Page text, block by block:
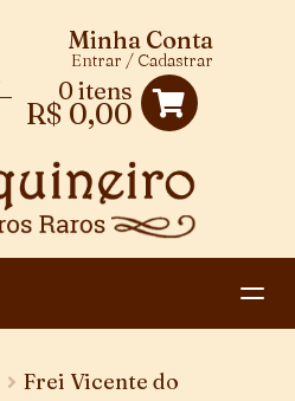
0 itens
R$ 0,00
Minha Conta
Entrar / Cadastrar
Frei Vicente do